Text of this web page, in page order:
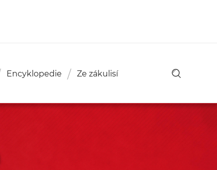
Encyklopedie Ze zákulisí